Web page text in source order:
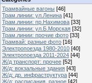
Трамвайные вагоны [46]
Трам.линии: ул.Ленина [41]
Трам.линии: пр.Нахимова [33]
Трам.линии: ул.Б.Морская [32]
Трам.линии: прочие фото [33]
Трамвай: разные фото [16]
Электропоезда 1980-2010 [40]
Электропоезда 2011-2024 [44]
Ж/д транспорт: прочее [52]
Ж/д: вокзальные здания [43]
Ж/д: др. инфраструктура [44]
Ж/д: расписания, разное [42]